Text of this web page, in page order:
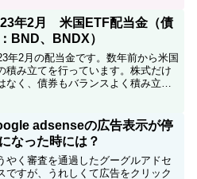
を体験ベースで解説します。
年2月 米国ETF配当金（債
BND、BNDX）
年2月の配当金です。数年前から米国
積み立てを行っています。株式だけ
なく、債券もバランスよく積み立て
adsenseの広告表示が停
なった時には？
やく審査を通過したグーグルアドセ
ですが、うれしくて広告をクリック